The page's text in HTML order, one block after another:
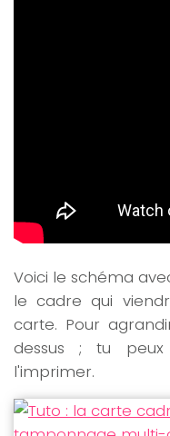
Voici le schéma
le cadre qui
carte. Pour
dessus ; tu peux
l'imprimer.